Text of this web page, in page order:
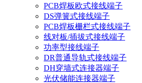
PCB焊板欧式接线端子
DS弹簧式接线端子
PCB焊板栅栏式接线端子
线对板/插拔式接线端子
功率型接线端子
DR普通导轨式接线端子
DH穿墙式连接器端子
光伏储能连接器端子